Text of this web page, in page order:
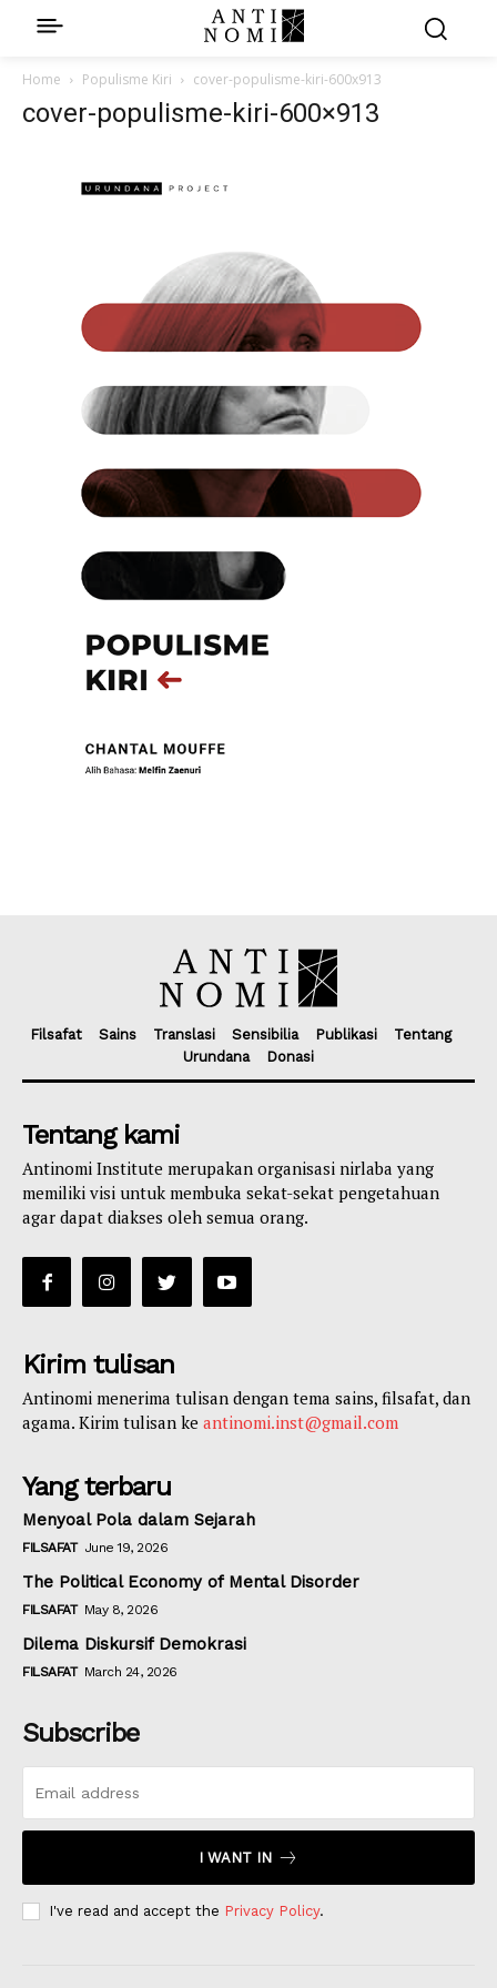
Home Populisme Kiri cover-populisme-kiri-600x913
cover-populisme-kiri-600×913
Filsafat Sains Translasi Sensibilia Publikasi
Tentang
Urundana
Donasi
Tentang kami
Antinomi Institute merupakan organisasi nirlaba yang
memiliki visi untuk membuka sekat-sekat pengetahuan
agar dapat diakses oleh semua orang.
Kirim tulisan
Antinomi menerima tulisan dengan tema sains, filsafat, dan
agama. Kirim tulisan ke antinomi.inst@gmail.com
Yang terbaru
Menyoal Pola dalam Sejarah
FILSAFAT June 19, 2026
The Political Economy of Mental Disorder
FILSAFAT May 8, 2026
Dilema Diskursif Demokrasi
FILSAFAT March 24, 2026
Subscribe
I WANT IN
I've read and accept the Privacy Policy.